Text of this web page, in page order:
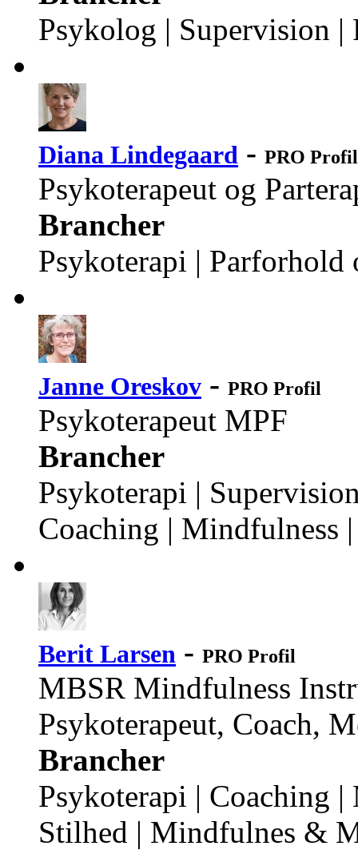
Psykolog | Supervision
Diana Lindegaard - PRO Profil
Psykoterapeut og
Brancher
Psykoterapi | Parforhold
Janne Oreskov - PRO Profil
Psykoterapeut MPF
Brancher
Psykoterapi |
Coaching | Mindfulness
Berit Larsen - PRO Profil
MBSR Mindfulness
Psykoterapeut, Coach,
Brancher
Psykoterapi | Coaching
Stilhed | Mindfulnes &